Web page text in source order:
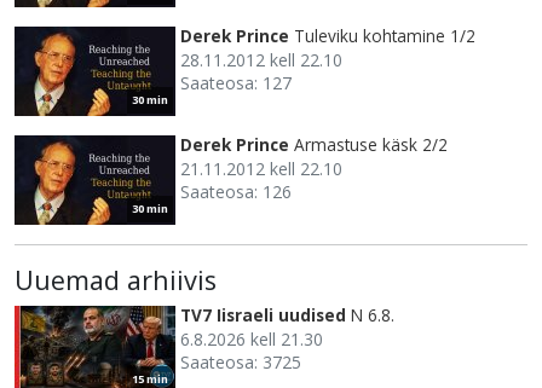
30 min
Derek Prince Tuleviku kohtamine 1/2
28.11.2012 kell 22.10
Saateosa: 127
30 min
Derek Prince Armastuse käsk 2/2
21.11.2012 kell 22.10
Saateosa: 126
Uuemad arhiivis
15 min
TV7 Iisraeli uudised N 6.8.
6.8.2026 kell 21.30
Saateosa: 3725